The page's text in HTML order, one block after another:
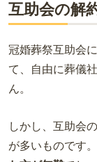
互助会の解
冠婚葬祭互助会
て、自由に葬儀
ん。
しかし、互助会
が多いものです。